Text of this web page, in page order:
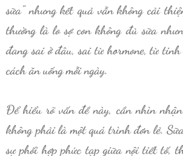
sữa” nhưng kết quả vẫn không cải
thường là lo sợ con không đủ sữa
đang sai ở đâu, sai từ hormone, từ
cách ăn uống mỗi ngày.
Để hiểu rõ vấn đề này, cần nhìn
không phải là một quá trình đơn lẻ.
sự phối hợp phức tạp giữa nội tiết tố,